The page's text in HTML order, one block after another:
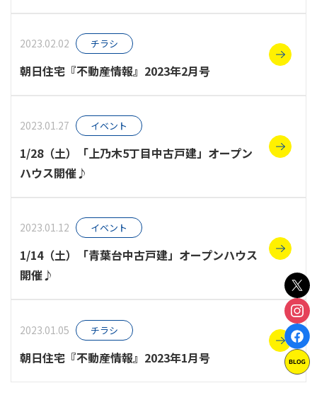
2023.02.02 チラシ
朝日住宅『不動産情報』2023年2月号
2023.01.27 イベント
1/28（土）「上乃木5丁目中古戸建」オープン
ハウス開催♪
2023.01.12 イベント
1/14（土）「青葉台中古戸建」オープンハウス
開催♪
2023.01.05 チラシ
朝日住宅『不動産情報』2023年1月号